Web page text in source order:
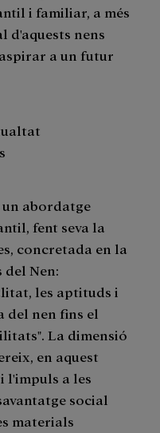
i familiar, a més
d'aquests nens
a un futur
abordatge
fent seva la
concretada en la
del Nen:
les aptituds i
del nen fins el
La dimensió
en aquest
l'impuls a les
social
materials